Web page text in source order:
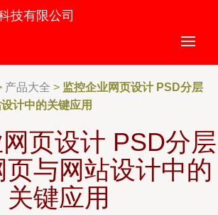
技有限公司
产品大全 > 监控企业网页设计 PSD分层
计中的关键应用
页设计 PSD分层
与网站设计中的
关键应用